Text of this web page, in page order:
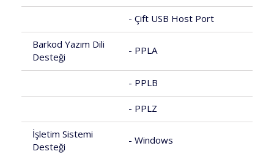
- Çift USB Host Port
Barkod Yazım Dili
Desteği
- PPLA
- PPLB
- PPLZ
İşletim Sistemi
Desteği
- Windows